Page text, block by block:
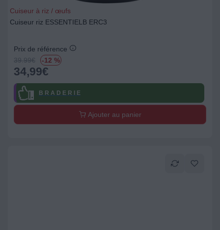
Cuiseur à riz / œufs
Cuiseur riz ESSENTIELB ERC3
Prix de référence
39.99€ -12 %
34,99€
B R A D E R I E
Ajouter au panier